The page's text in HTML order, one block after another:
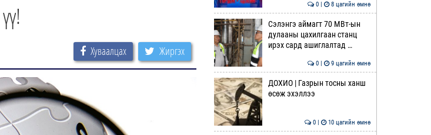
Хуваалцах Жиргэх
0 | 8 цагийн өмнө
Сэлэнгэ аймагт 70 МВт-ын
дулааны цахилгаан станц
ирэх сард ашиглалтад …
0 | 9 цагийн өмнө
ДОХИО | Газрын тосны ханш
өсөж эхэллээ
0 | 10 цагийн өмнө